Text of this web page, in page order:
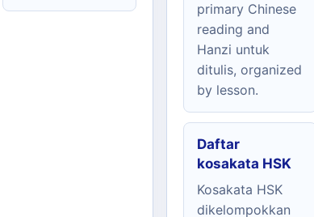
primary Chinese
reading and
Hanzi untuk
ditulis, organized
by lesson.
Daftar
kosakata HSK
Kosakata HSK
dikelompokkan